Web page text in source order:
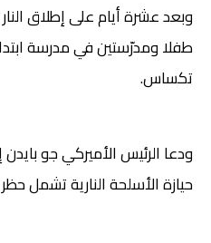
طفلا ومدرّستين في مدرسة
تكساس.
ودعا الرئيس الأميركي جو
حيازة الأسلحة النارية تشمل